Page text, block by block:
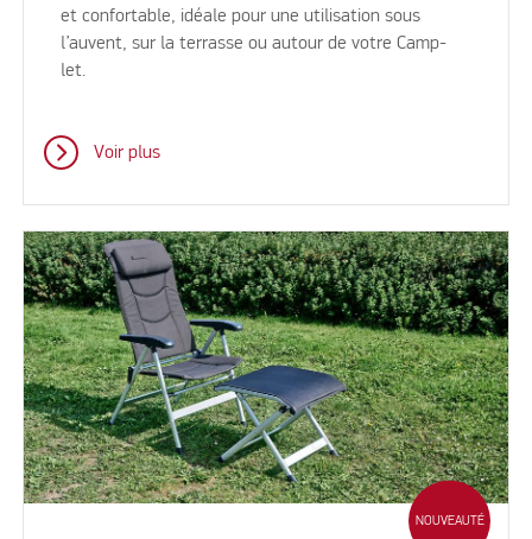
et confortable, idéale pour une utilisation sous
l’auvent, sur la terrasse ou autour de votre Camp-
let.
Voir plus
NOUVEAUTÉ